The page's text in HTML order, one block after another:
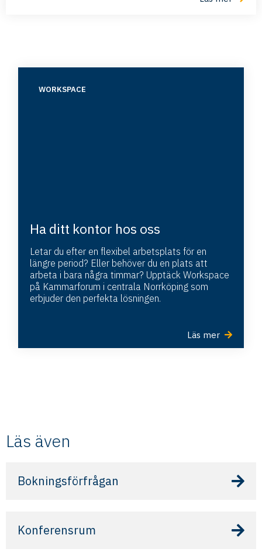
Ha ditt kontor hos oss
Letar du efter en flexibel arbetsplats för en
längre period? Eller behöver du en plats att
arbeta i bara några timmar? Upptäck Workspace
på Kammarforum i centrala Norrköping som
erbjuder den perfekta lösningen.
Läs mer
WORKSPACE
Läs även
Bokningsförfrågan
Konferensrum